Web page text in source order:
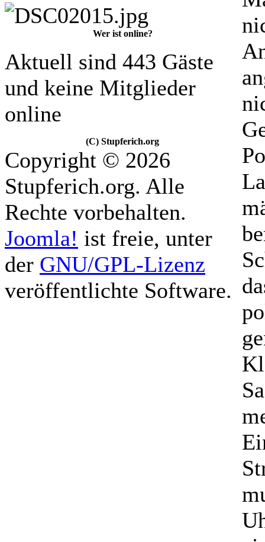
Wer ist online?
Aktuell sind 443 Gäste
und keine Mitglieder
online
(C) Stupferich.org
Copyright © 2026
Stupferich.org. Alle
Rechte vorbehalten.
Joomla! ist freie, unter
der GNU/GPL-Lizenz
veröffentlichte Software.